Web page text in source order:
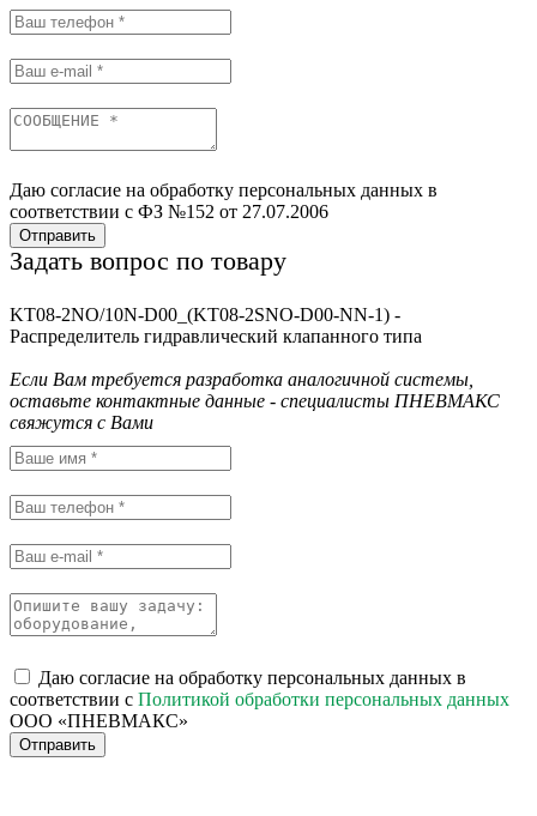
Даю согласие на обработку персональных данных в
соответствии с ФЗ №152 от 27.07.2006
Отправить
Задать вопрос по товару
KT08-2NO/10N-D00_(KT08-2SNO-D00-NN-1) -
Распределитель гидравлический клапанного типа
Если Вам требуется разработка аналогичной системы,
оставьте контактные данные - специалисты ПНЕВМАКС
свяжутся с Вами
Даю согласие на обработку персональных данных в
соответствии с Политикой обработки персональных данных
ООО «ПНЕВМАКС»
Отправить